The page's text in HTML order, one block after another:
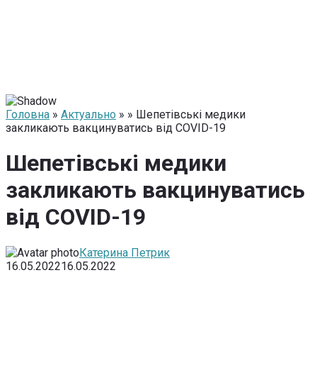
Головна » Актуально » » Шепетівські медики
закликають вакцинуватись від COVID-19
Шепетівські медики
закликають вакцинуватись
від COVID-19
Катерина Петрик
16.05.202216.05.2022